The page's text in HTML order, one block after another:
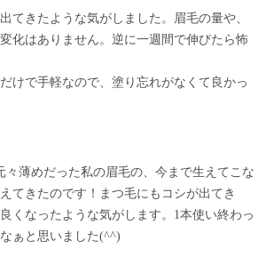
てきたような気がしました。眉毛の量や、
化はありません。逆に一週間で伸びたら怖
けで手軽なので、塗り忘れがなくて良かっ
々薄めだった私の眉毛の、今まで生えてこな
てきたのです！まつ毛にもコシが出てき
くなったような気がします。1本使い終わっ
ぁと思いました(^^)